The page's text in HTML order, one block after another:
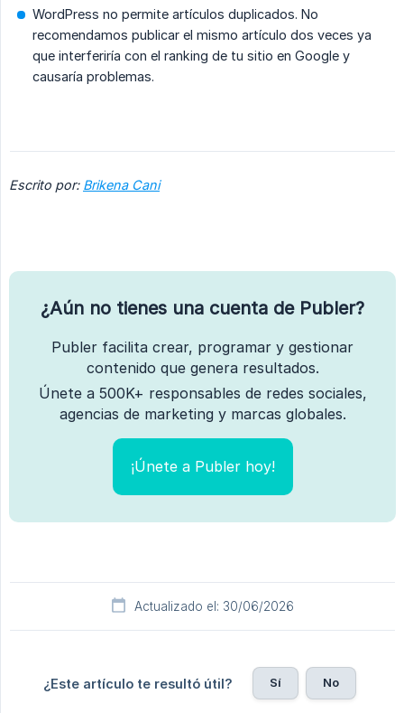
WordPress no permite artículos duplicados. No
recomendamos publicar el mismo artículo dos veces ya
que interferiría con el ranking de tu sitio en Google y
causaría problemas.
Escrito por: Brikena Cani
¿Aún no tienes una cuenta de Publer?
Publer facilita crear, programar y gestionar
contenido que genera resultados.
Únete a 500K+ responsables de redes sociales,
agencias de marketing y marcas globales.
¡Únete a Publer hoy!
Actualizado el: 30/06/2026
¿Este artículo te resultó útil? Sí No